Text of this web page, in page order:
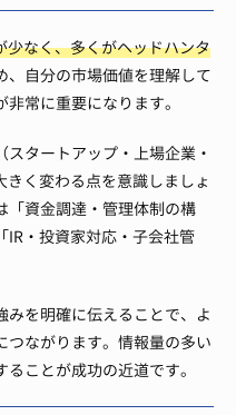
少なく、多くがヘッドハンタ
、自分の市場価値を理解して
常に重要になります。
タートアップ・上場企業・
く変わる点を意識しましょ
「資金調達・管理体制の構
IR・投資家対応・子会社管
みを明確に伝えることで、よ
つながります。情報量の多い
ことが成功の近道です。